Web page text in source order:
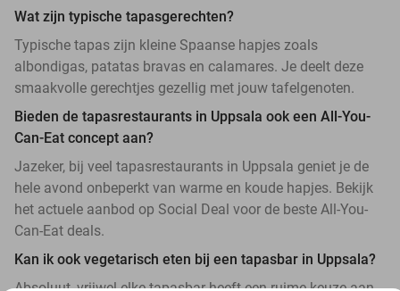
Wat zijn typische tapasgerechten?
Typische tapas zijn kleine Spaanse hapjes zoals
albondigas, patatas bravas en calamares. Je deelt deze
smaakvolle gerechtjes gezellig met jouw tafelgenoten.
Bieden de tapasrestaurants in Uppsala ook een All-You-
Can-Eat concept aan?
Jazeker, bij veel tapasrestaurants in Uppsala geniet je de
hele avond onbeperkt van warme en koude hapjes. Bekijk
het actuele aanbod op Social Deal voor de beste All-You-
Can-Eat deals.
Kan ik ook vegetarisch eten bij een tapasbar in Uppsala?
Absoluut, vrijwel elke tapasbar heeft een ruime keuze aan